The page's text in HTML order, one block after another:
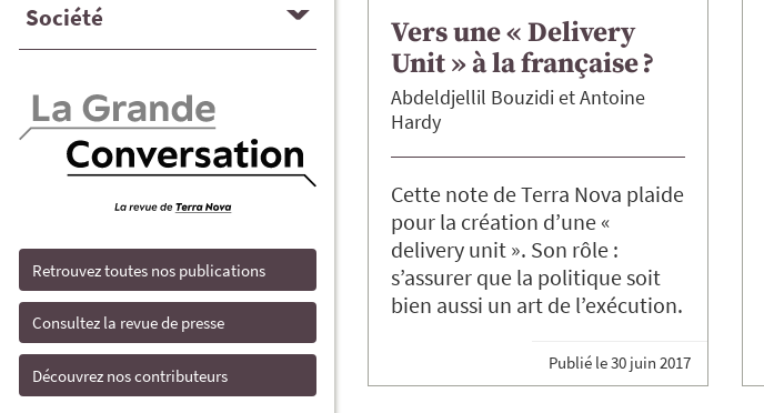
Société
Retrouvez toutes nos publications
Consultez la revue de presse
Découvrez nos contributeurs
Vers une « Delivery
Unit » à la française ?
Abdeldjellil Bouzidi
Antoine
Hardy
Cette note de Terra Nova plaide
pour la création d’une «
delivery unit ». Son rôle :
s’assurer que la politique soit
bien aussi un art de l’exécution.
Publié le30 juin 2017